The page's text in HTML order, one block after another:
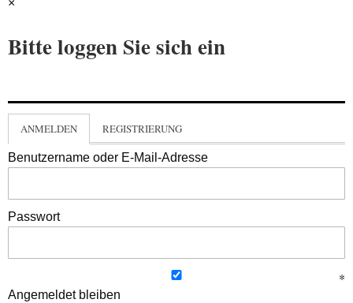
×
Bitte loggen Sie sich ein
ANMELDEN REGISTRIERUNG
Benutzername oder E-Mail-Adresse
Passwort
Angemeldet bleiben